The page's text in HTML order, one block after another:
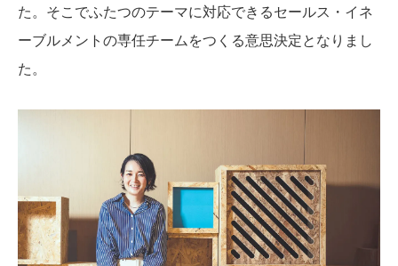
た。そこでふたつのテーマに対応できるセールス・イネ
ーブルメントの専任チームをつくる意思決定となりまし
た。